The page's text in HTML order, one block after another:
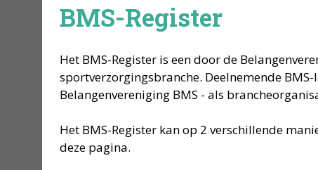
BMS-Register
Het BMS-Register is een door de
sportverzorgingsbranche. Deelnemende
Belangenvereniging BMS - als
Het BMS-Register kan op 2 verschillende
deze pagina.